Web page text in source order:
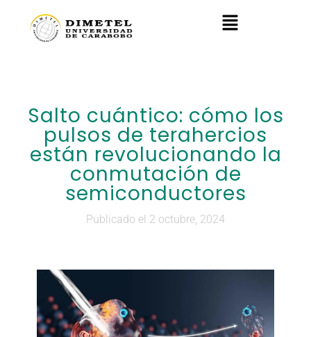
Salto cuántico: cómo los
pulsos de terahercios
están revolucionando la
conmutación de
semiconductores
Publicado el 2 octubre, 2024